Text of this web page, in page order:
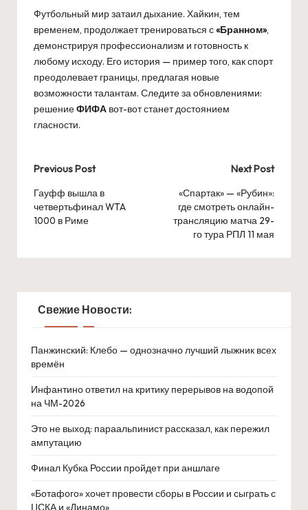
Футбольный мир затаил дыхание. Хайкин, тем
временем, продолжает тренироваться с«Бранном»,
демонстрируя профессионализм и готовность к
любому исходу. Его история — пример того, как спорт
преодолевает границы, предлагая новые
возможности талантам. Следите за обновлениями:
решениеФИФА вот-вот станет достоянием
гласности.
Post
navigation
Previous Post
Гауфф вышла в
четвертьфинал WTA
1000 в Риме
Next Post
«Спартак» — «Рубин»:
где смотреть онлайн-
трансляцию матча 29-
го тура РПЛ 11 мая
Свежие Новости:
Панжинский: Клебо — однозначно лучший лыжник всех
времён
Инфантино ответил на критику перерывов на водопой
на ЧМ-2026
Это не выход: параальпинист рассказал, как пережил
ампутацию
Финал Кубка России пройдет при аншлаге
«Ботафого» хочет провести сборы в России и сыграть с
ЦСКА и «Динамо»